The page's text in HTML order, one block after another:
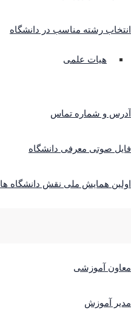
انتخاب رشته مناسب در دانشگاه
هیات علمی
آدرس و شماره تماس
فایل صوتی معرفی دانشگاه
اولین همایش ملی نقش دانشگاه ها
معاون آموزشی
مدیر آموزش